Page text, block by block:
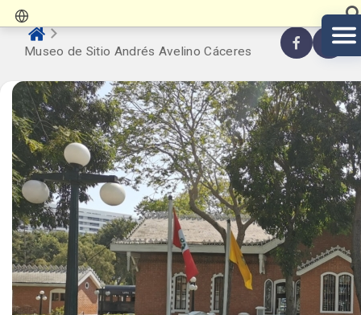
Museo de Sitio Andrés Avelino Cáceres